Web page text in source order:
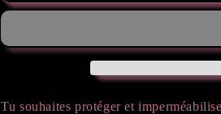
Raysin,
Raysin,
Tu souhaites protéger et